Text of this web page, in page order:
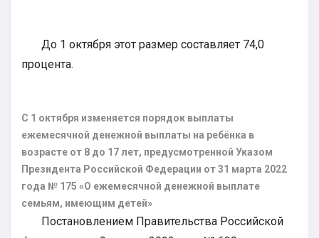
До 1 октября этот размер составляет 74,0
процента.
С 1 октября изменяется порядок выплаты
ежемесячной денежной выплаты на ребёнка в
возрасте от 8 до 17 лет, предусмотренной Указом
Президента Российской Федерации от 31 марта 2022
года № 175 «О ежемесячной денежной выплате
семьям, имеющим детей»
Постановлением Правительства Российской